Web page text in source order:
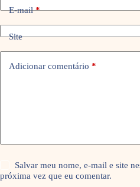
E-mail*
Site
Adicionar comentário *
Salvar meu nome, e-mail e site
próxima vez que eu comentar.